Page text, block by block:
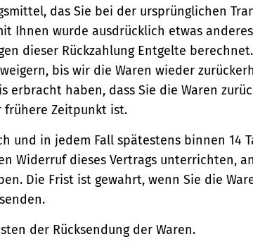
das Sie bei der ursprünglichen
Ihnen wurde ausdrücklich etwas
dieser Rückzahlung Entgelte berechnet.
bis wir die Waren wieder
erbracht haben, dass Sie die Waren
frühere Zeitpunkt ist.
und in jedem Fall spätestens binnen 14
Widerruf dieses Vertrags unterrichten,
Die Frist ist gewahrt, wenn Sie die
der Rücksendung der Waren.